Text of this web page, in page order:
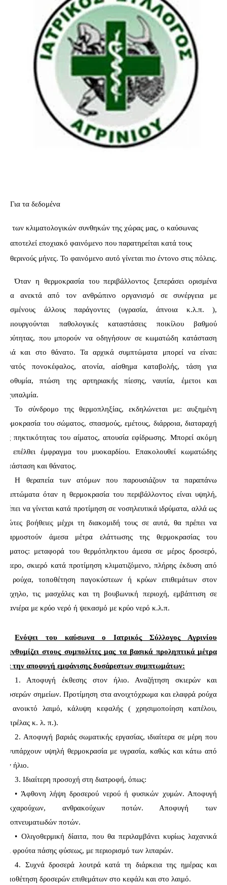
Για τα δεδομένα
αποτελεί εποχιακό φαινόμενο που παρατηρείται κατά τους
θερινούς μήνες. Το φαινόμενο αυτό γίνεται πιο έντονο στις πόλεις.
Όταν η θερμοκρασία του περιβάλλοντος ξεπεράσει ορισμένα
όρια ανεκτά από τον ανθρώπινο οργανισμό σε συνέργεια με
ορισμένους άλλους παράγοντες (υγρασία, άπνοια κ.λ.π. ),
δημιουργούνται παθολογικές καταστάσεις ποικίλου βαθμού
βαρύτητας, που μπορούν να οδηγήσουν σε κωματώδη κατάσταση
αλλά και στο θάνατο. Τα αρχικά συμπτώματα μπορεί να είναι:
δυνατός πονοκέφαλος, ατονία, αίσθημα καταβολής, τάση για
λιποθυμία, πτώση της αρτηριακής πίεσης, ναυτία, έμετοι και
ταχυπαλμία.
Το σύνδρομο της θερμοπληξίας, εκδηλώνεται με: αυξημένη
θερμοκρασία του σώματος, σπασμούς, εμέτους, διάρροια, διαταραχή
της πηκτικότητας του αίματος, απουσία εφίδρωσης. Μπορεί ακόμη
να επέλθει έμφραγμα του μυοκαρδίου. Επακολουθεί κωματώδης
κατάσταση και θάνατος.
Η θεραπεία των ατόμων που παρουσιάζουν τα παραπάνω
συμπτώματα όταν η θερμοκρασία του περιβάλλοντος είναι υψηλή,
πρέπει να γίνεται κατά προτίμηση σε νοσηλευτικά ιδρύματα, αλλά ως
πρώτες βοήθειες μέχρι τη διακομιδή τους σε αυτά, θα πρέπει να
εφαρμοστούν άμεσα μέτρα ελάττωσης της θερμοκρασίας του
σώματος: μεταφορά του θερμόπληκτου άμεσα σε μέρος δροσερό,
ευάερο, σκιερό κατά προτίμηση κλιματιζόμενο, πλήρης έκδυση από
τα ρούχα, τοποθέτηση παγοκύστεων ή κρύων επιθεμάτων στον
τράχηλο, τις μασχάλες και τη βουβωνική περιοχή, εμβάπτιση σε
μπανιέρα με κρύο νερό ή ψεκασμό με κρύο νερό κ.λ.π.
Ενόψει του καύσωνα ο Ιατρικός Σύλλογος Αγρινίου
υπενθυμίζει στους συμπολίτες μας τα βασικά προληπτικά μέτρα
για την αποφυγή εμφάνισης δυσάρεστων συμπτωμάτων:
1. Αποφυγή έκθεσης στον ήλιο. Αναζήτηση σκιερών και
δροσερών σημείων. Προτίμηση στα ανοιχτόχρωμα και ελαφρά ρούχα
με ανοικτό λαιμό, κάλυψη κεφαλής ( χρησιμοποίηση καπέλου,
ομπρέλας κ. λ. π.).
2. Αποφυγή βαριάς σωματικής εργασίας, ιδιαίτερα σε μέρη που
συνυπάρχουν υψηλή θερμοκρασία με υγρασία, καθώς και κάτω από
τον ήλιο.
3. Ιδιαίτερη προσοχή στη διατροφή, όπως:
• Άφθονη λήψη δροσερού νερού ή φυσικών χυμών. Αποφυγή
σακχαρούχων, ανθρακούχων ποτών. Αποφυγή των
οινοπνευματωδών ποτών.
• Ολιγοθερμική δίαιτα, που θα περιλαμβάνει κυρίως λαχανικά
και φρούτα πάσης φύσεως, με περιορισμό των λιπαρών.
4. Συχνά δροσερά λουτρά κατά τη διάρκεια της ημέρας και
τοποθέτηση δροσερών επιθεμάτων στο κεφάλι και στο λαιμό.